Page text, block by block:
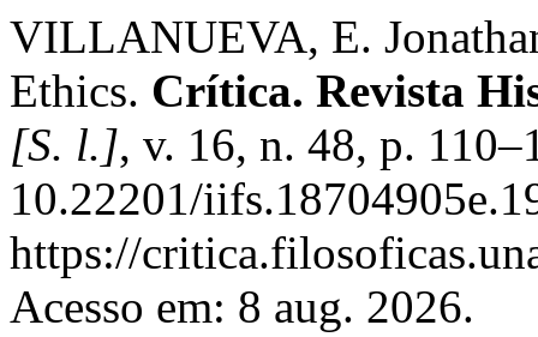
VILLANUEVA, E.
Ethics. Crítica. Revista
[S. l.], v. 16, n. 48, p.
10.22201/
https://
Acesso em: 8 aug. 2026.